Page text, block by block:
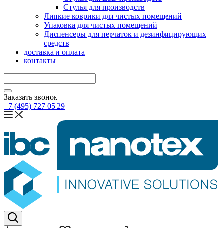
Стулья для производств
Липкие коврики для чистых помещений
Упаковка для чистых помещений
Диспенсеры для перчаток и дезинфицирующих
средств
доставка и оплата
контакты
Заказать звонок
+7 (495) 727 05 29